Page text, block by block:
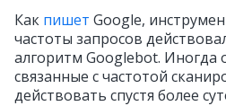
Как пишет Google,
частоты запросов
алгоритм Googlebot. Иногда
связанные с частотой
действовать спустя более